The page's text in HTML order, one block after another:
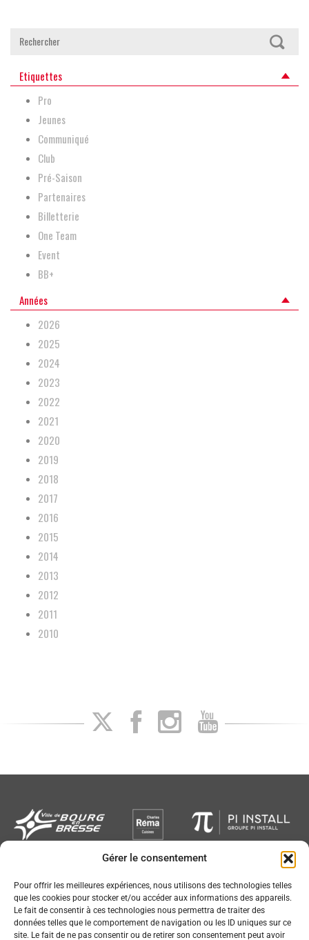
Gérer le consentement
Pour offrir les meilleures expériences, nous utilisons des technologies telles
que les cookies pour stocker et/ou accéder aux informations des appareils.
Le fait de consentir à ces technologies nous permettra de traiter des
données telles que le comportement de navigation ou les ID uniques sur ce
site. Le fait de ne pas consentir ou de retirer son consentement peut avoir
Etiquettes
Pro
Jeunes
Communiqué
Club
Pré-Saison
Partenaires
Billetterie
One Team
Event
BB+
Années
2026
2025
2024
2023
2022
2021
2020
2019
2018
2017
2016
2015
2014
2013
2012
2011
2010
Newsletter